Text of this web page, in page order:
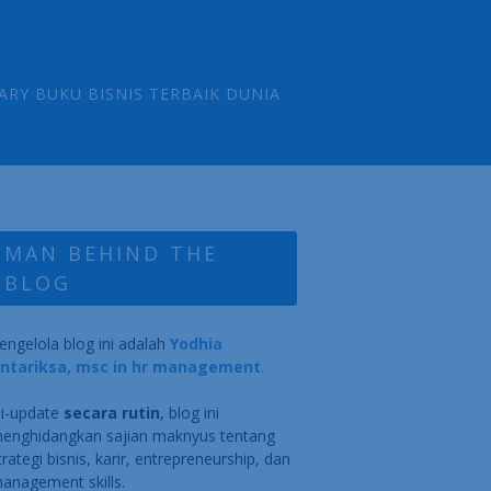
BUKU BISNIS TERBAIK DUNIA
MAN BEHIND THE
BLOG
blog ini adalah Yodhia
msc in hr management.
update secara rutin, blog ini
sajian maknyus tentang
bisnis, karir, entrepreneurship, dan
skills.